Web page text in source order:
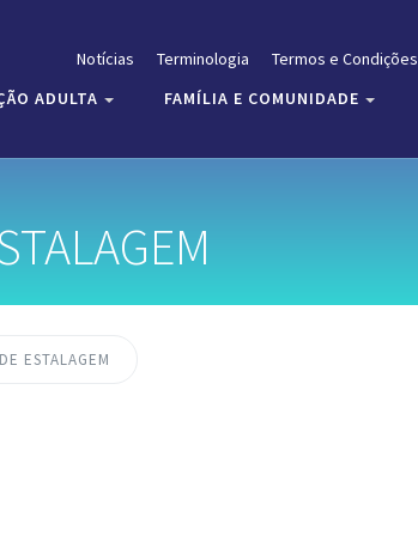
Notícias Terminologia Termos e Condições
ADULTA FAMÍLIA E COMUNIDADE
ESTALAGEM